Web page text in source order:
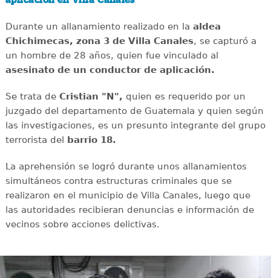
Durante un allanamiento realizado en la aldea
Chichimecas, zona 3 de Villa Canales, se capturó a
un hombre de 28 años, quien fue vinculado al
asesinato de un conductor de aplicación.
Se trata de Cristian "N", quien es requerido por un
juzgado del departamento de Guatemala y quien según
las investigaciones, es un presunto integrante del grupo
terrorista del barrio 18.
La aprehensión se logró durante unos allanamientos
simultáneos contra estructuras criminales que se
realizaron en el municipio de Villa Canales, luego que
las autoridades recibieran denuncias e información de
vecinos sobre acciones delictivas.